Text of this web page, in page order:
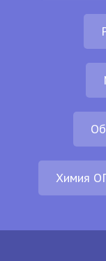
Химия